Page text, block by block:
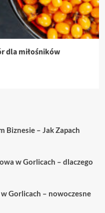
dla miłośników
Biznesie – Jak Zapach
w Gorlicach – dlaczego
Gorlicach – nowoczesne